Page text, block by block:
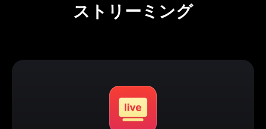
ストリーミング